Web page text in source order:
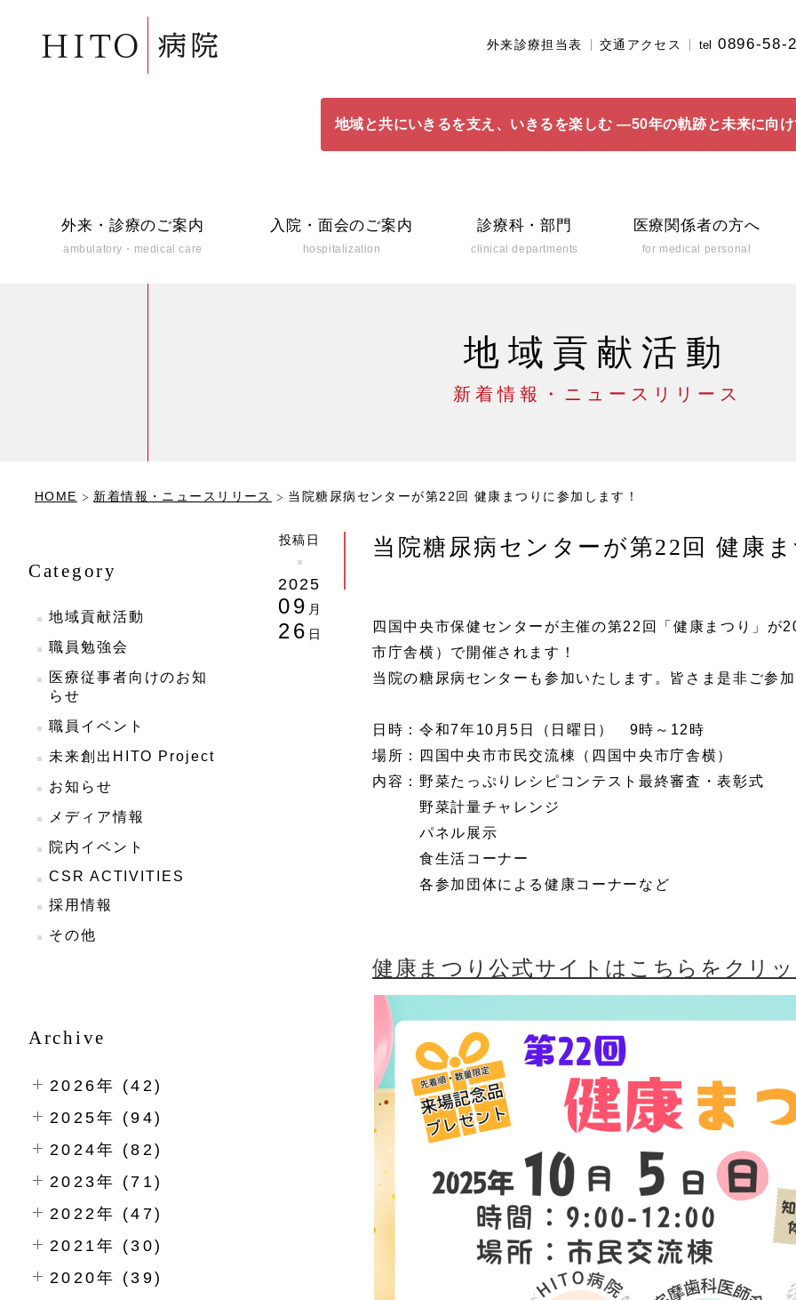
外来診療担当表 交通アクセス tel 0896-58-
地域と共にいきるを支え、いきるを楽しむ ―50年の軌跡と未来に向
外来・診療のご案内
ambulatory・medical care
入院・面会のご案内
hospitalization
診療科・部門
clinical departments
医療関係者の方へ
for medical personal
地域貢献活動
新着情報・ニュースリリース
HOME 新着情報・ニュースリリース 当院糖尿病センターが第22回 健康まつりに参加します！
Category
地域貢献活動
職員勉強会
医療従事者向けのお知
らせ
職員イベント
未来創出HITO Project
お知らせ
メディア情報
院内イベント
CSR ACTIVITIES
採用情報
その他
Archive
2026年 (42)
2025年 (94)
2024年 (82)
2023年 (71)
2022年 (47)
2021年 (30)
2020年 (39)
投稿日
2025
09 月
26 日
当院糖尿病センターが第22回 健康
四国中央市保健センターが主催の第22回「健康まつり」
市庁舎横）で開催されます！
当院の糖尿病センターも参加いたします。皆さま是非ご参
日時：令和7年10月5日（日曜日） 9時～12時
場所：四国中央市市民交流棟（四国中央市庁舎横）
内容：野菜たっぷりレシピコンテスト最終審査・表彰式
野菜計量チャレンジ
パネル展示
食生活コーナー
各参加団体による健康コーナーなど
健康まつり公式サイトはこちらをクリ